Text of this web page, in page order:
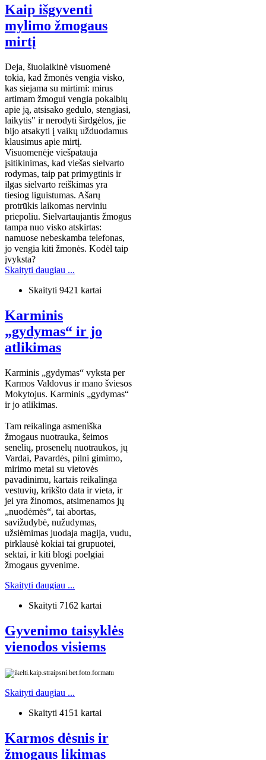
Kaip išgyventi
mylimo žmogaus
mirtį
Deja, šiuolaikinė visuomenė
tokia, kad žmonės vengia visko,
kas siejama su mirtimi: mirus
artimam žmogui vengia pokalbių
apie ją, atsisako gedulo, stengiasi,
laikytis" ir nerodyti širdgėlos, jie
bijo atsakyti į vaikų užduodamus
klausimus apie mirtį.
Visuomenėje viešpatauja
įsitikinimas, kad viešas sielvarto
rodymas, taip pat primygtinis ir
ilgas sielvarto reiškimas yra
tiesiog liguistumas. Ašarų
protrūkis laikomas nerviniu
priepoliu. Sielvartaujantis žmogus
tampa nuo visko atskirtas:
namuose nebeskamba telefonas,
jo vengia kiti žmonės. Kodėl taip
įvyksta?
Skaityti daugiau ...
Skaityti 9421 kartai
Karminis
„gydymas“ ir jo
atlikimas
Karminis „gydymas“ vyksta per
Karmos Valdovus ir mano šviesos
Mokytojus. Karminis „gydymas“
ir jo atlikimas.
Tam reikalinga asmeniška
žmogaus nuotrauka, šeimos
senelių, prosenelų nuotraukos, jų
Vardai, Pavardės, pilni gimimo,
mirimo metai su vietovės
pavadinimu, kartais reikalinga
vestuvių, krikšto data ir vieta, ir
jei yra žinomos, atsimenamos jų
„nuodėmės“, tai abortas,
savižudybė, nužudymas,
užsiėmimas juodaja magija, vudu,
pirklausė kokiai tai grupuotei,
sektai, ir kiti blogi poelgiai
žmogaus gyvenime.
Skaityti daugiau ...
Skaityti 7162 kartai
Gyvenimo taisyklės
vienodos visiems
Skaityti daugiau ...
Skaityti 4151 kartai
Karmos dėsnis ir
žmogaus likimas